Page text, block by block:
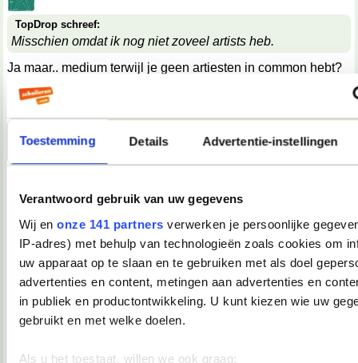
Toestemming Details Advertentie-instellingen
Verantwoord gebruik van uw gegevens
Wij en onze 141 partners verwerken je persoonlijke
IP-adres) met behulp van technologieën zoals cookies om
uw apparaat op te slaan en te gebruiken met als doel
advertenties en content, metingen aan advertenties en
in publiek en productontwikkeling. U kunt kiezen wie uw
gebruikt en met welke doelen.
Als u het toestaat, willen we ook graag:
TopDrop schreef:
Misschien omdat ik nog niet zoveel artists heb.
Ja maar.. medium terwijl je geen artiesten in common hebt?
__________________
23-05-2008, 22:17
keer als ik a wilhelm scream hoor dan voel ik me weer in die
ik meegesleurd en dan sta ik te dansen en dan staan daar
mensen te pitten en ik hoor heel hard "TIE ME UP TO THE
RADIATOR!" en dan schreeuw ik mee en ik doe zo met mijn
vuist in de lucht en ik spring en er zijn allemaal mensen om
me heen en de band staat de springen op het podium en de
zanger schreeuwt en ik schreeuw en iedereen schreeuwt en
ik word weer een andere kant op gesleurd en mijn
trommelvliezen dreunen en dan is het afgelopen en steek ik